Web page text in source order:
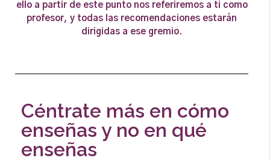
ello a partir de este punto nos referiremos a ti como
profesor, y todas las recomendaciones estarán
dirigidas a ese gremio.
Céntrate más en cómo
enseñas y no en qué
enseñas